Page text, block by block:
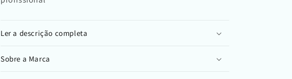
Ler a descrição completa
Sobre a Marca